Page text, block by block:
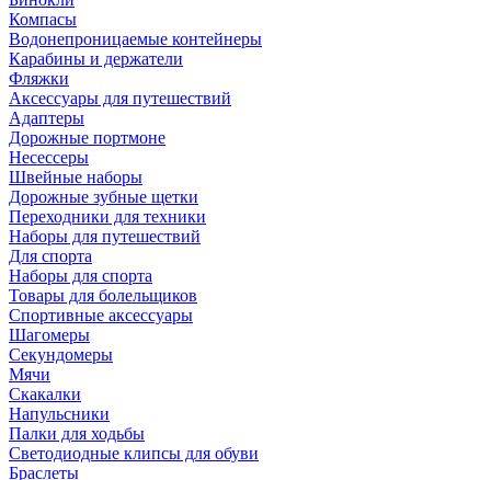
Компасы
Водонепроницаемые контейнеры
Карабины и держатели
Фляжки
Аксессуары для путешествий
Адаптеры
Дорожные портмоне
Несессеры
Швейные наборы
Дорожные зубные щетки
Переходники для техники
Наборы для путешествий
Для спорта
Наборы для спорта
Товары для болельщиков
Спортивные аксессуары
Шагомеры
Секундомеры
Мячи
Скакалки
Напульсники
Палки для ходьбы
Светодиодные клипсы для обуви
Браслеты